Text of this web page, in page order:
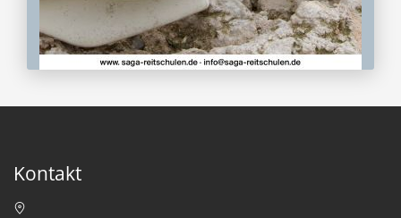
Kontakt